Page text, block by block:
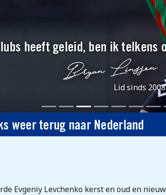
heeft geleid, ben ik telkens
Lid sinds 2008
weer terug naar Nederland
Evgeniy Levchenko kerst en oud en nieuw.